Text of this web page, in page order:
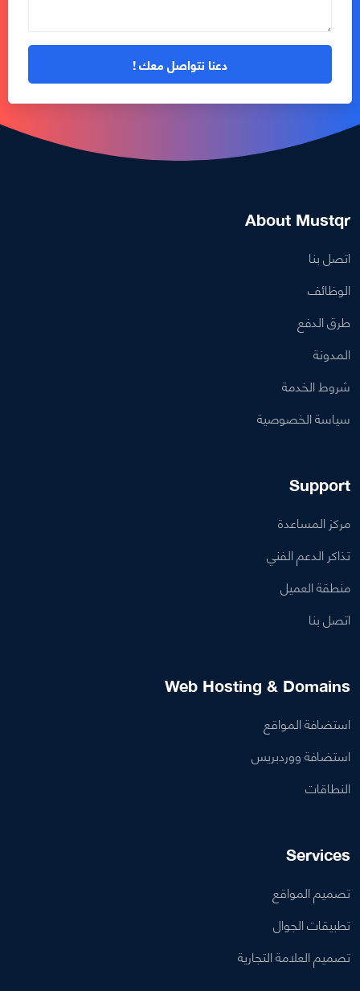
About Mustqr
اتصل بنا
الوظائف
طرق الدفع
المدونة
شروط الخدمة
سياسة الخصوصية
Support
مركز المساعدة
تذاكر الدعم الفني
منطقة العميل
اتصل بنا
Web Hosting & Domains
استضافة المواقع
استضافة ووردبريس
النطاقات
Services
تصميم المواقع
تطبيقات الجوال
تصميم العلامة التجارية